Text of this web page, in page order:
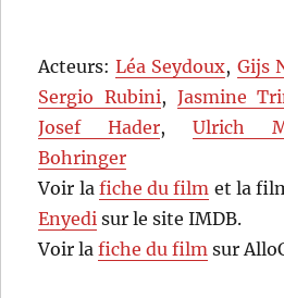
Acteurs:Léa Seydoux, Gijs
Sergio Rubini, Jasmine
Josef Hader,Ulrich
Bohringer
Voir la fiche du film et la
Enyedi sur le site IMDB.
Voir lafiche du film sur